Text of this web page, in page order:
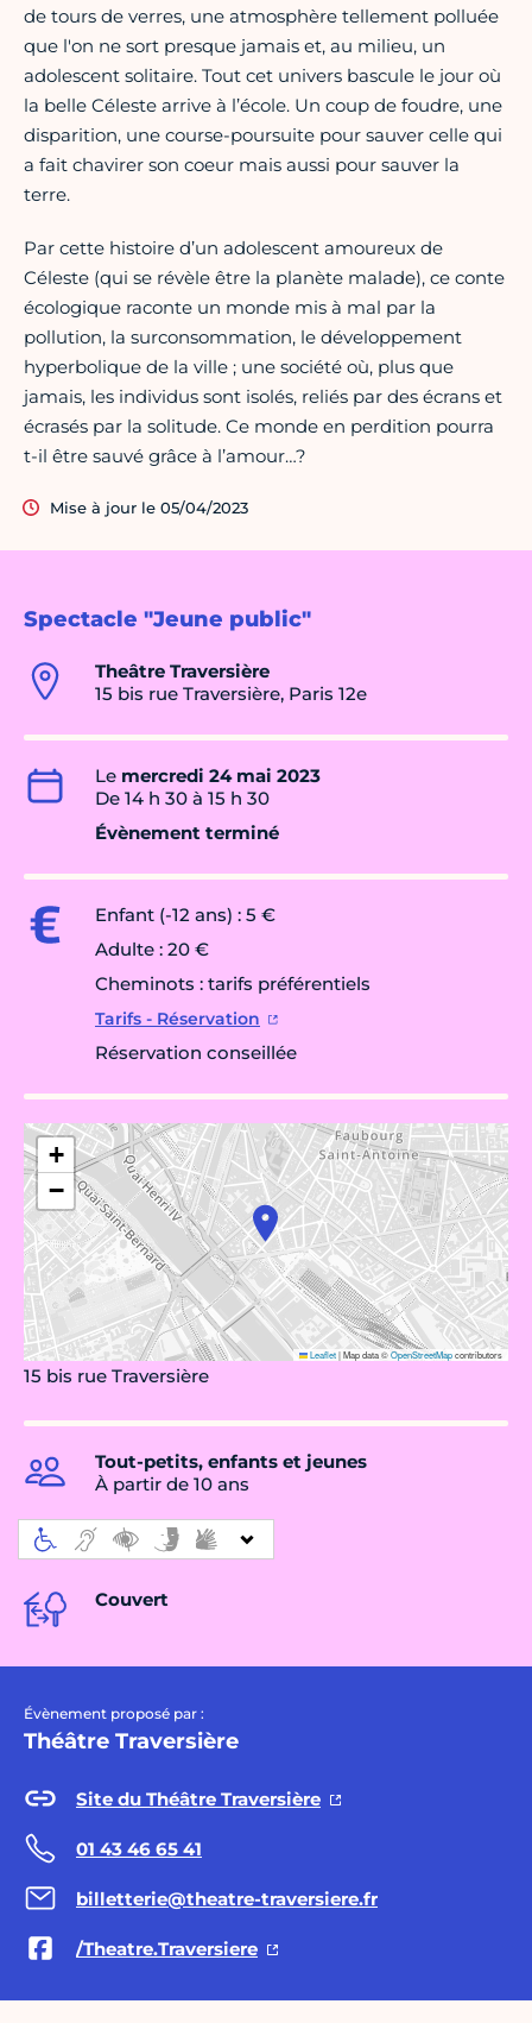
Spectacle "Jeune public"
Theâtre Traversière
15 bis rue Traversière, Paris 12e
Le mercredi 24 mai 2023
De 14 h 30 à 15 h 30
Évènement terminé
Enfant (-12 ans) : 5 €
Adulte : 20 €
Cheminots : tarifs préférentiels
Tarifs - Réservation
Réservation conseillée
+
−
Leaflet|Map data ©OpenStreetMapcontributors
15 bis rue Traversière
Tout-petits, enfants et jeunes
À partir de 10 ans
Couvert
Évènement proposé par :
Théâtre Traversière
Site du Théâtre Traversière
01 43 46 65 41
billetterie@theatre-traversiere.fr
/Theatre.Traversiere
de tours de verres, une atmosphère tellement polluée
que l'on ne sort presque jamais et, au milieu, un
adolescent solitaire. Tout cet univers bascule le jour où
la belle Céleste arrive à l’école. Un coup de foudre, une
disparition, une course-poursuite pour sauver celle qui
a fait chavirer son coeur mais aussi pour sauver la
terre.
Par cette histoire d’un adolescent amoureux de
Céleste (qui se révèle être la planète malade), ce conte
écologique raconte un monde mis à mal par la
pollution, la surconsommation, le développement
hyperbolique de la ville ; une société où, plus que
jamais, les individus sont isolés, reliés par des écrans et
écrasés par la solitude. Ce monde en perdition pourra
t-il être sauvé grâce à l’amour…?
Mise à jour le 05/04/2023